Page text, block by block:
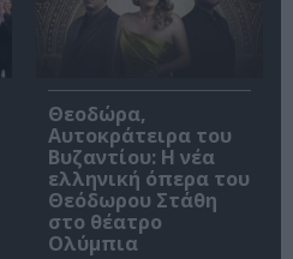
Θεοδώρα,
Αυτοκράτειρα του
Βυζαντίου: Η νέα
ελληνική όπερα του
Θεόδωρου Στάθη
στο θέατρο
Ολύμπια